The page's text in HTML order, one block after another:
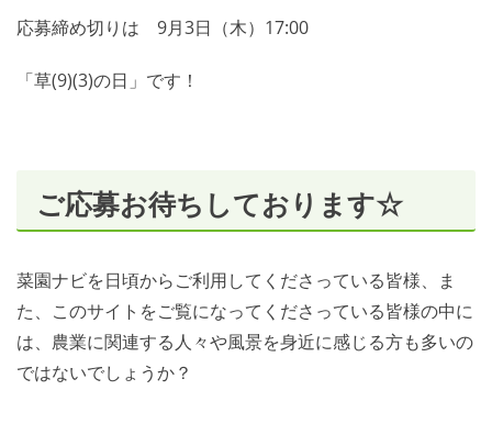
応募締め切りは 9月3日（木）17:00
「草(9)(3)の日」です！
ご応募お待ちしております☆
菜園ナビを日頃からご利用してくださっている皆様、ま
た、このサイトをご覧になってくださっている皆様の中に
は、農業に関連する人々や風景を身近に感じる方も多いの
ではないでしょうか？